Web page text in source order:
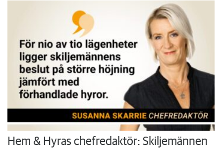
Hem & Hyras chefredaktör: Skiljemännen